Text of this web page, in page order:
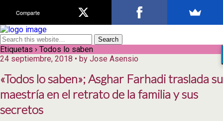
Etiquetas › Todos lo saben
24 septiembre, 2018 • by Jose Asensio
«Todos lo saben»; Asghar Farhadi traslada su
maestría en el retrato de la familia y sus
secretos
Comparte